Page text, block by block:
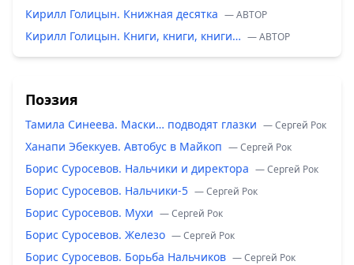
Кирилл Голицын. Книжная десятка — ABTOP
Кирилл Голицын. Книги, книги, книги… — ABTOP
Поэзия
Тамила Синеева. Маски… подводят глазки — Сергей Рок
Ханапи Эбеккуев. Автобус в Майкоп — Сергей Рок
Борис Суросевов. Нальчики и директора — Сергей Рок
Борис Суросевов. Нальчики-5 — Сергей Рок
Борис Суросевов. Мухи — Сергей Рок
Борис Суросевов. Железо — Сергей Рок
Борис Суросевов. Борьба Нальчиков — Сергей Рок